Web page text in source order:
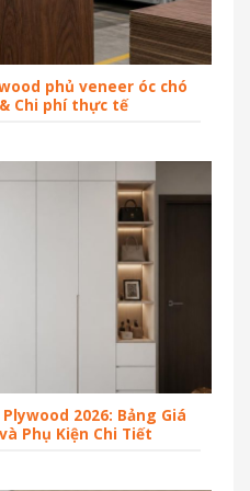
phủ veneer óc chó
Chi phí thực tế
2026: Bảng Giá
Phụ Kiện Chi Tiết